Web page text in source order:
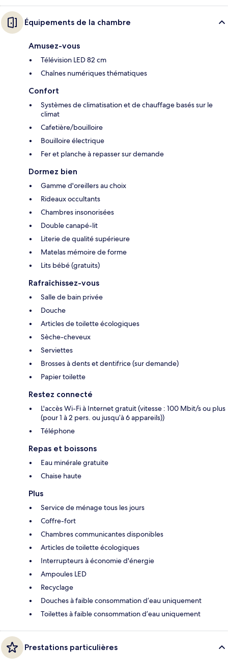
Équipements de la chambre
Amusez-vous
Télévision LED 82 cm
Chaînes numériques thématiques
Confort
Systèmes de climatisation et de chauffage basés sur le
climat
Cafetière/bouilloire
Bouilloire électrique
Fer et planche à repasser sur demande
Dormez bien
Gamme d'oreillers au choix
Rideaux occultants
Chambres insonorisées
Double canapé-lit
Literie de qualité supérieure
Matelas mémoire de forme
Lits bébé (gratuits)
Rafraîchissez-vous
Salle de bain privée
Douche
Articles de toilette écologiques
Sèche-cheveux
Serviettes
Brosses à dents et dentifrice (sur demande)
Papier toilette
Restez connecté
L'accès Wi-Fi à Internet gratuit (vitesse : 100 Mbit/s ou plus
(pour 1 à 2 pers. ou jusqu’à 6 appareils))
Téléphone
Repas et boissons
Eau minérale gratuite
Chaise haute
Plus
Service de ménage tous les jours
Coffre-fort
Chambres communicantes disponibles
Articles de toilette écologiques
Interrupteurs à économie d'énergie
Ampoules LED
Recyclage
Douches à faible consommation d’eau uniquement
Toilettes à faible consommation d’eau uniquement
Prestations particulières